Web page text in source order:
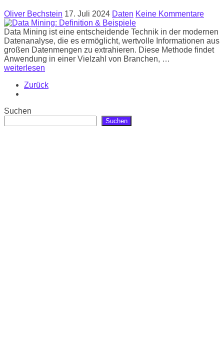
Oliver Bechstein 17. Juli 2024 Daten Keine Kommentare
Data Mining ist eine entscheidende Technik in der modernen
Datenanalyse, die es ermöglicht, wertvolle Informationen aus
großen Datenmengen zu extrahieren. Diese Methode findet
Anwendung in einer Vielzahl von Branchen, …
weiterlesen
Zurück
Suchen
Suchen